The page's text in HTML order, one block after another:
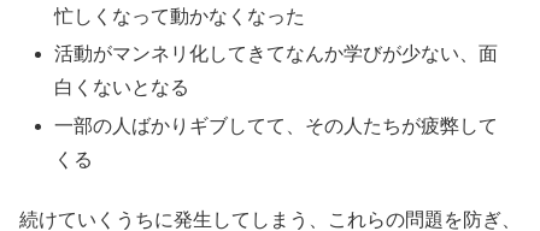
忙しくなって動かなくなった
活動がマンネリ化してきてなんか学びが少ない、面
白くないとなる
一部の人ばかりギブしてて、その人たちが疲弊して
くる
続けていくうちに発生してしまう、これらの問題を防ぎ、